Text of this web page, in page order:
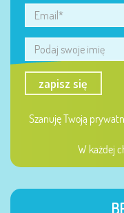
zapisz się
Szanuję Twoją
W każdej